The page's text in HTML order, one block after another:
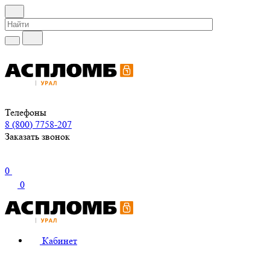
Телефоны
8 (800) 7758-207
Заказать звонок
0
0
Кабинет